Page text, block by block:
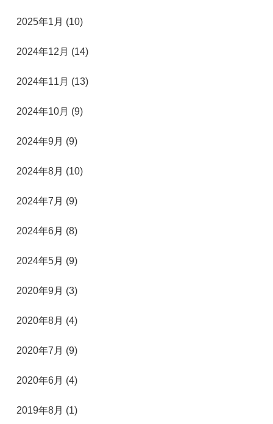
2025年1月 (10)
2024年12月 (14)
2024年11月 (13)
2024年10月 (9)
2024年9月 (9)
2024年8月 (10)
2024年7月 (9)
2024年6月 (8)
2024年5月 (9)
2020年9月 (3)
2020年8月 (4)
2020年7月 (9)
2020年6月 (4)
2019年8月 (1)